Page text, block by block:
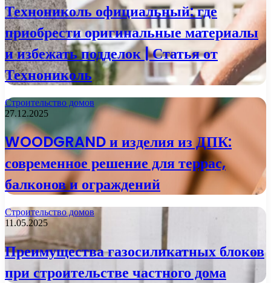
Технониколь официальный: где
приобрести оригинальные материалы
и избежать подделок | Статья от
Технониколь
Строительство домов
27.12.2025
WOODGRAND и изделия из ДПК:
современное решение для террас,
балконов и ограждений
Строительство домов
11.05.2025
Преимущества газосиликатных блоков
при строительстве частного дома